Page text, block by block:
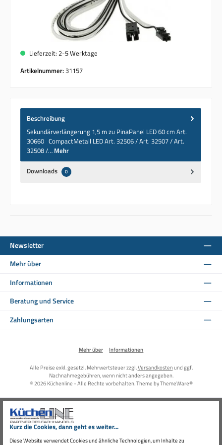
Kurz die Cookies, dann geht es weiter...
Diese Website verwendet Cookies und ähnliche Technologien, um Inhalte zu
Lieferzeit: 2-5 Werktage
Artikelnummer:31157
Beschreibung
Sekundärverlängerung 1,5 m zu PinaPanel LED 60 cm Art.
30660 CompactMetall LED Art. 32506 / Art. 32507 / Art.
32508 /… Mehr
Downloads 0
Newsletter
Mehr über
Informationen
Beratung und Service
Zahlungsarten
Mehr über Informationen
Alle Preise exkl. gesetzl. Mehrwertsteuer zzgl.Versandkostenund ggf.
Nachnahmegebühren, wenn nicht anders angegeben.
© 2026 Küchenline - Alle Rechte vorbehalten. Theme byThemeWare®